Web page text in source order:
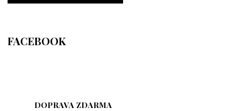
FACEBOOK
DOPRAVA ZDARMA